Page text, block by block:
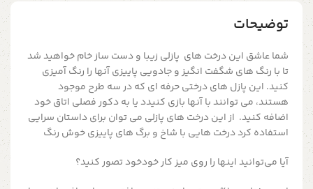
توضیحات
شما عاشق این درخت های پازلی زیبا و دست ساز خام خواهید شد
تا با رنگ های شگفت انگیز و جادویی پاییزی آنها را رنگ آمیزی
کنید. این پازل های درختی حرفه ای که در سه طرح موجود
هستند، می توانند با آنها بازی کنیدد یا به دکور فصلی اتاق خود
اضافه کنید. از این درخت های پازلی می توان برای داستان سرایی
استفاده کرد درخت هایی با شاخ و برگ های پاییزی خوش رنگ
آیا می‌توانید اینها را روی میز کار خودخود تصور کنید؟